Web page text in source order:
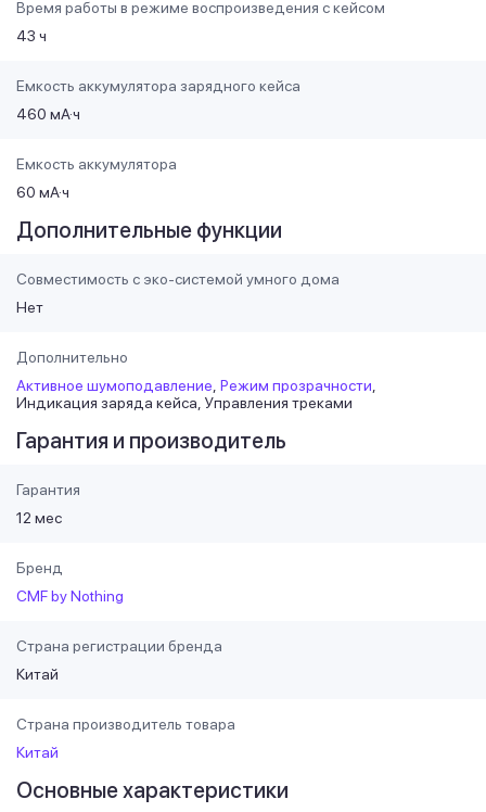
Время работы в режиме воспроизведения с кейсом
43 ч
Емкость аккумулятора зарядного кейса
460 мА·ч
Емкость аккумулятора
60 мА·ч
Дополнительные функции
Совместимость с эко-системой умного дома
Нет
Дополнительно
Активное шумоподавление Режим прозрачности
Индикация заряда кейса Управления треками
Гарантия и производитель
Гарантия
12 мес
Бренд
CMF by Nothing
Страна регистрации бренда
Китай
Страна производитель товара
Китай
Основные характеристики